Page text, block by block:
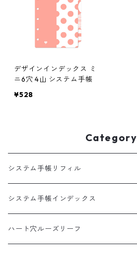
デザインインデックス ミ
ニ6穴 4山 システム手帳
¥528
Category
システム手帳リフィル
A5
HB×WA5
システム手帳インデックス
A5
ハート穴ルーズリーフ